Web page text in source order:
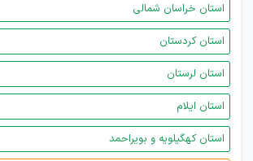
استان خراسان شمالی
استان کردستان
استان لرستان
استان ایلام
استان کهگیلویه و بویراحمد